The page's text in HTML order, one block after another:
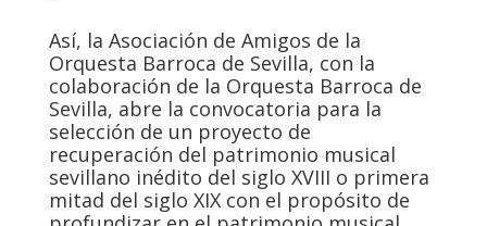
Así, la Asociación de Amigos de la
Orquesta Barroca de Sevilla, con la
colaboración de la Orquesta Barroca de
Sevilla, abre la convocatoria para la
selección de un proyecto de
recuperación del patrimonio musical
sevillano inédito del siglo XVIII o primera
mitad del siglo XIX con el propósito de